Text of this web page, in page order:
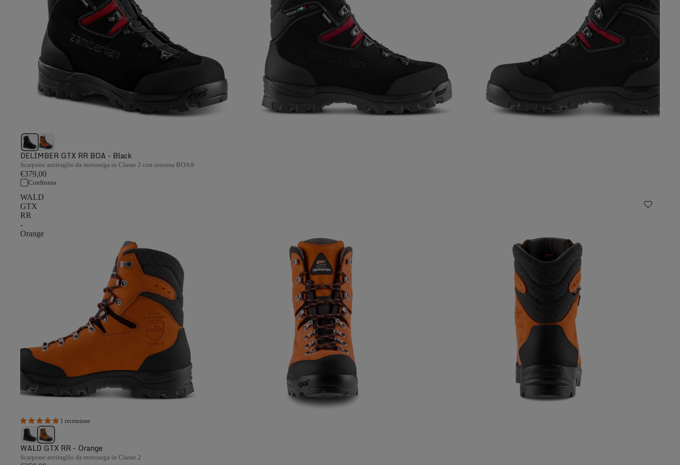
DELIMBER GTX RR BOA - Black
Scarpone antitaglio da motosega in Classe 2 con sistema BOA®
€379,00
Confronta
WALD
GTX
RR
-
Orange
1 recensione
WALD GTX RR - Orange
Scarpone antitaglio da motosega in Classe 2